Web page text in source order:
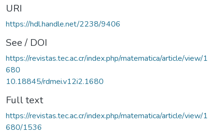
URI
https://hdl.handle.net/2238/9406
See / DOI
https://revistas.tec.ac.cr/index.php/matematica/article/view/1
680
10.18845/rdmei.v12i2.1680
Full text
https://revistas.tec.ac.cr/index.php/matematica/article/view/1
680/1536